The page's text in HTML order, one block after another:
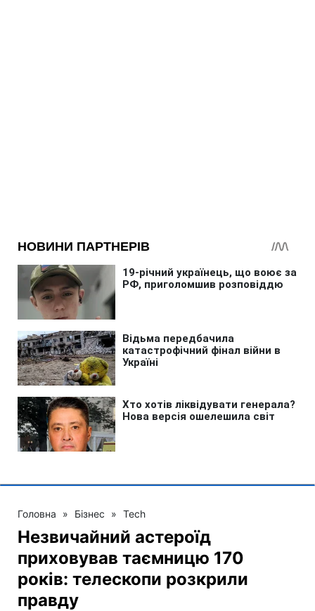
Головна » Бізнес » Tech
Незвичайний астероїд
приховував таємницю 170
років: телескопи розкрили
правду